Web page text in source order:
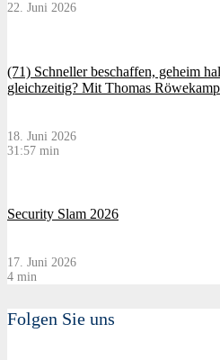
22. Juni 2026
(71) Schneller beschaffen, geheim
gleichzeitig? Mit Thomas
18. Juni 2026
31:57 min
Security Slam 2026
17. Juni 2026
4 min
Folgen Sie uns